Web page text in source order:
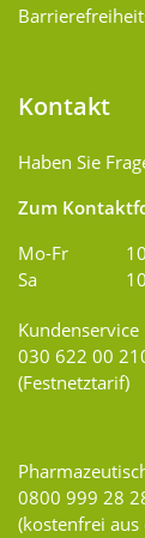
Kontakt
Haben Sie
Zum
Mo-Fr
Sa
Kundenservice
030 622 00
(Festnetztarif)
0800 999 28
(kostenfrei